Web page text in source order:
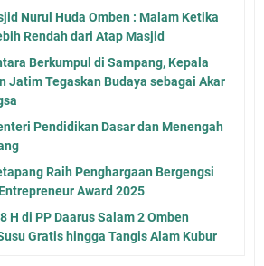
Nurul Huda Omben : Malam Ketika
Rendah dari Atap Masjid
Berkumpul di Sampang, Kepala
Jatim Tegaskan Budaya sebagai Akar
Pendidikan Dasar dan Menengah
Raih Penghargaan Bergengsi
Award 2025
H di PP Daarus Salam 2 Omben
Gratis hingga Tangis Alam Kubur